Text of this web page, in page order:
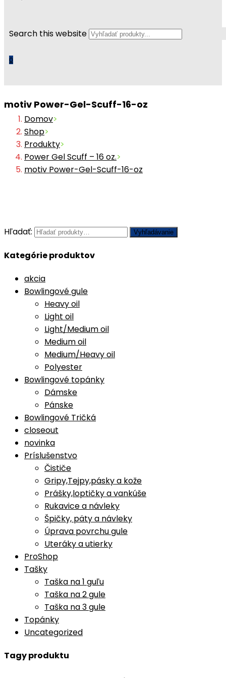
Search this website
0
motiv Power-Gel-Scuff-16-oz
Domov>
Shop>
Produkty>
Power Gel Scuff – 16 oz.>
motiv Power-Gel-Scuff-16-oz
Hľadať: Vyhľadávanie
Kategórie produktov
akcia
Bowlingové gule
Heavy oil
Light oil
Light/Medium oil
Medium oil
Medium/Heavy oil
Polyester
Bowlingové topánky
Dámske
Pánske
Bowlingové Tričká
closeout
novinka
Príslušenstvo
Čističe
Gripy,Tejpy,pásky a kože
Prášky,loptičky a vankúše
Rukavice a návleky
Špičky, päty a návleky
Úprava povrchu gule
Uteráky a utierky
ProShop
Tašky
Taška na 1 guľu
Taška na 2 gule
Taška na 3 gule
Topánky
Uncategorized
Tagy produktu